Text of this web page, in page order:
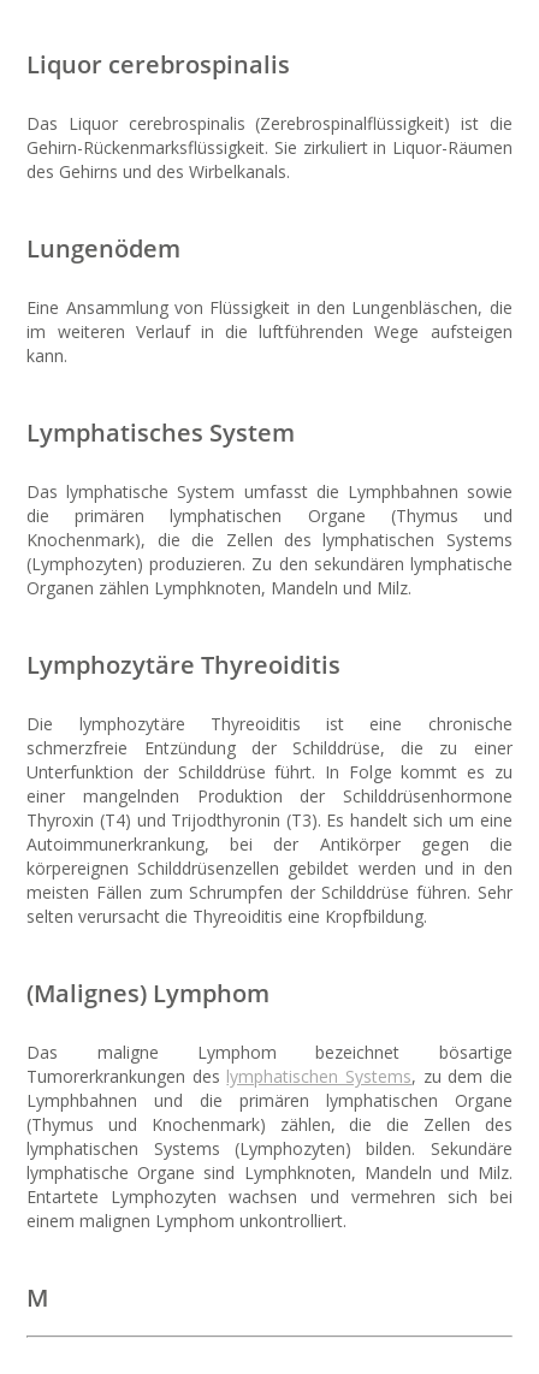
Liquor cerebrospinalis
Das Liquor cerebrospinalis (Zerebrospinalflüssigkeit) ist die
Gehirn-Rückenmarksflüssigkeit. Sie zirkuliert in Liquor-Räumen
des Gehirns und des Wirbelkanals.
Lungenödem
Eine Ansammlung von Flüssigkeit in den Lungenbläschen, die
im weiteren Verlauf in die luftführenden Wege aufsteigen
kann.
Lymphatisches System
Das lymphatische System umfasst die Lymphbahnen sowie
die primären lymphatischen Organe (Thymus und
Knochenmark), die die Zellen des lymphatischen Systems
(Lymphozyten) produzieren. Zu den sekundären lymphatische
Organen zählen Lymphknoten, Mandeln und Milz.
Lymphozytäre Thyreoiditis
Die lymphozytäre Thyreoiditis ist eine chronische
schmerzfreie Entzündung der Schilddrüse, die zu einer
Unterfunktion der Schilddrüse führt. In Folge kommt es zu
einer mangelnden Produktion der Schilddrüsenhormone
Thyroxin (T4) und Trijodthyronin (T3). Es handelt sich um eine
Autoimmunerkrankung, bei der Antikörper gegen die
körpereignen Schilddrüsenzellen gebildet werden und in den
meisten Fällen zum Schrumpfen der Schilddrüse führen. Sehr
selten verursacht die Thyreoiditis eine Kropfbildung.
(Malignes) Lymphom
Das maligne Lymphom bezeichnet bösartige
Tumorerkrankungen des lymphatischen Systems, zu dem die
Lymphbahnen und die primären lymphatischen Organe
(Thymus und Knochenmark) zählen, die die Zellen des
lymphatischen Systems (Lymphozyten) bilden. Sekundäre
lymphatische Organe sind Lymphknoten, Mandeln und Milz.
Entartete Lymphozyten wachsen und vermehren sich bei
einem malignen Lymphom unkontrolliert.
M